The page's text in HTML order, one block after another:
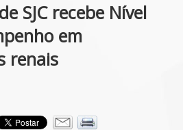
SJC recebe Nível
em
renais